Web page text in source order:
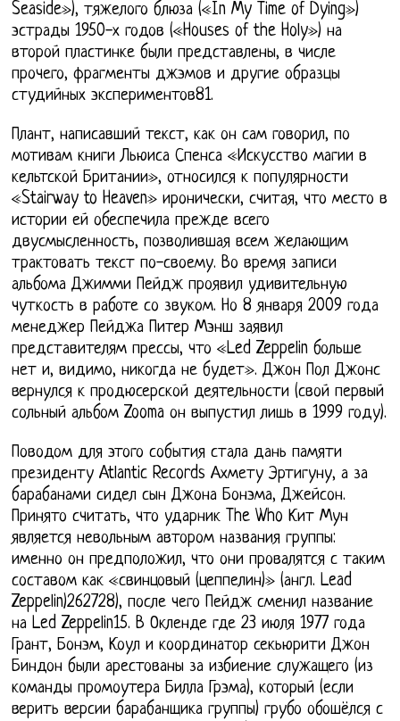
Seaside»), тяжелого блюза («In My Time of Dying»)
эстрады 1950-х годов («Houses of the Holy») на
второй пластинке были представлены, в числе
прочего, фрагменты джэмов и другие образцы
студийных экспериментов81.
Плант, написавший текст, как он сам говорил, по
мотивам книги Льюиса Спенса «Искусство магии в
кельтской Британии», относился к популярности
«Stairway to Heaven» иронически, считая, что место в
истории ей обеспечила прежде всего
двусмысленность, позволившая всем желающим
трактовать текст по-своему. Во время записи
альбома Джимми Пейдж проявил удивительную
чуткость в работе со звуком. Но 8 января 2009 года
менеджер Пейджа Питер Мэнш заявил
представителям прессы, что «Led Zeppelin больше
нет и, видимо, никогда не будет». Джон Пол Джонс
вернулся к продюсерской деятельности (свой первый
сольный альбом Zooma он выпустил лишь в 1999 году).
Поводом для этого события стала дань памяти
президенту Atlantic Records Ахмету Эртигуну, а за
барабанами сидел сын Джона Бонэма, Джейсон.
Принято считать, что ударник The Who Кит Мун
является невольным автором названия группы:
именно он предположил, что они провалятся с таким
составом как «свинцовый (цеппелин)» (англ. Lead
Zeppelin)262728), после чего Пейдж сменил название
на Led Zeppelin15. В Окленде где 23 июля 1977 года
Грант, Бонэм, Коул и координатор секьюрити Джон
Биндон были арестованы за избиение служащего (из
команды промоутера Билла Грэма), который (если
верить версии барабанщика группы) грубо обошёлся с